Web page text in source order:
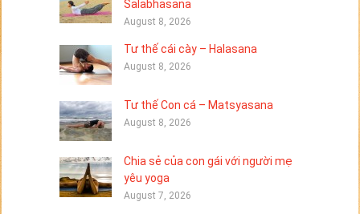
Salabhasana
August 8, 2026
Tư thế cái cày – Halasana
August 8, 2026
Tư thế Con cá – Matsyasana
August 8, 2026
Chia sẻ của con gái với người mẹ
yêu yoga
August 7, 2026